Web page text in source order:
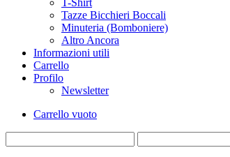
T-Shirt
Tazze Bicchieri Boccali
Minuteria (Bomboniere)
Altro Ancora
Informazioni utili
Carrello
Profilo
Newsletter
Carrello vuoto